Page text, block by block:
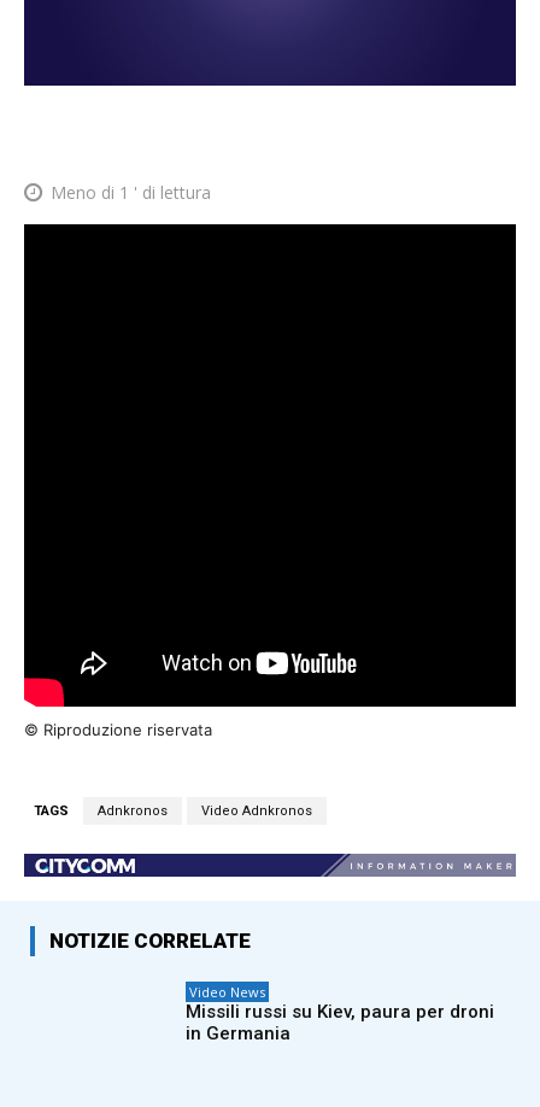
Meno di 1 ' di lettura
© Riproduzione riservata
TAGS Adnkronos Video Adnkronos
NOTIZIE CORRELATE
Video News
Missili russi su Kiev, paura per droni
in Germania